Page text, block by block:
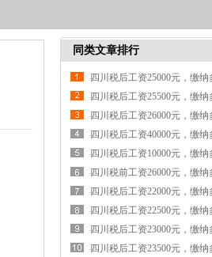
同类文章排行
四川税后工资25000元，缴
金各交多少钱
四川税后工资25500元，缴
金各交多少钱
四川税后工资26000元，缴
金各交多少钱
四川税后工资40000元，缴
金各交多少钱
四川税后工资10000元，缴
金各交多少钱
四川税前工资26000元，缴
金各交多少钱
四川税后工资22000元，缴
金各交多少钱
四川税后工资22500元，缴
金各交多少钱
四川税后工资23000元，缴
金各交多少钱
四川税后工资23500元，缴